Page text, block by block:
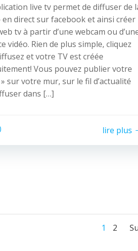
live tv permet de diffuser de
en direct sur facebook et ainsi créer
tv à partir d’une webcam ou
vidéo. Rien de plus simple, cliquez
et votre TV est créée
Vous pouvez publier votre
» sur votre mur, sur le fil d’actualité
dans […]
lire plus
Page
1 Page
2